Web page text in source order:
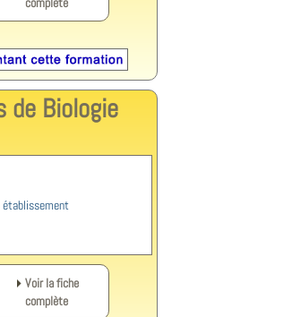
de Biologie
Voir la fiche
complète